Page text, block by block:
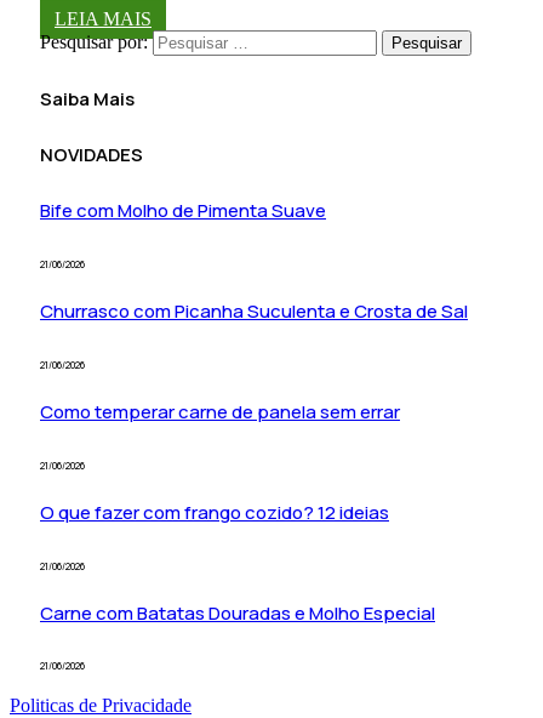
LEIA MAIS
Pesquisar por:
Saiba Mais
NOVIDADES
Bife com Molho de Pimenta Suave
21/06/2026
Churrasco com Picanha Suculenta e Crosta de Sal
21/06/2026
Como temperar carne de panela sem errar
21/06/2026
O que fazer com frango cozido? 12 ideias
21/06/2026
Carne com Batatas Douradas e Molho Especial
21/06/2026
Politicas de Privacidade